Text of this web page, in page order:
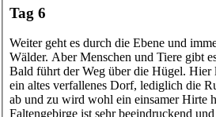
Tag 6
Weiter geht es durch die Ebene und
Wälder. Aber Menschen und Tiere gibt
Bald führt der Weg über die Hügel. Hier
ein altes verfallenes Dorf, lediglich die
ab und zu wird wohl ein einsamer Hirte
Faltengebirge ist sehr beeindruckend